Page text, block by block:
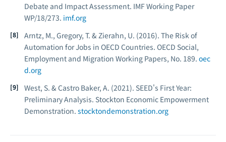
Debate and Impact Assessment. IMF Working Paper
WP/18/273. imf.org
Arntz, M., Gregory, T. & Zierahn, U. (2016). The Risk of
Automation for Jobs in OECD Countries. OECD Social,
Employment and Migration Working Papers, No. 189. oec
d.org
West, S. & Castro Baker, A. (2021). SEED's First Year:
Preliminary Analysis. Stockton Economic Empowerment
Demonstration. stocktondemonstration.org